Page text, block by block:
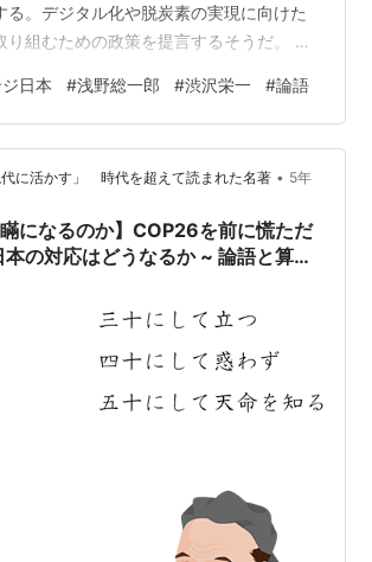
る。デジタル化や脱炭素の実現に向けた
り組むための政策を提言するそうだ。 脱
済新聞によれば、早速、猪瀬氏らが岸田
気候変動対策をいっそう強力に進めるべ
を行ったという。 面談の後、記者会見し
府の一丁目一番地は気候変動だと強く申
理大臣もそうした認識を強めたと思う」
。 モデルチェンジ日本 S…
日本 #浅野総一郎 #渋沢栄一 #論語
代に活かす」 時代を超えて読まれた名著 • 5年
瞞になるのか】COP26を前に慌ただ
本の対応はどうなるか ~ 論語と算盤